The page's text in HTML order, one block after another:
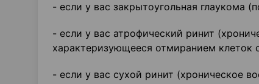
- если у вас закрытоугольная глаукома
- если у вас атрофический ринит
характеризующееся отмиранием клеток
- если у вас сухой ринит (хроническое